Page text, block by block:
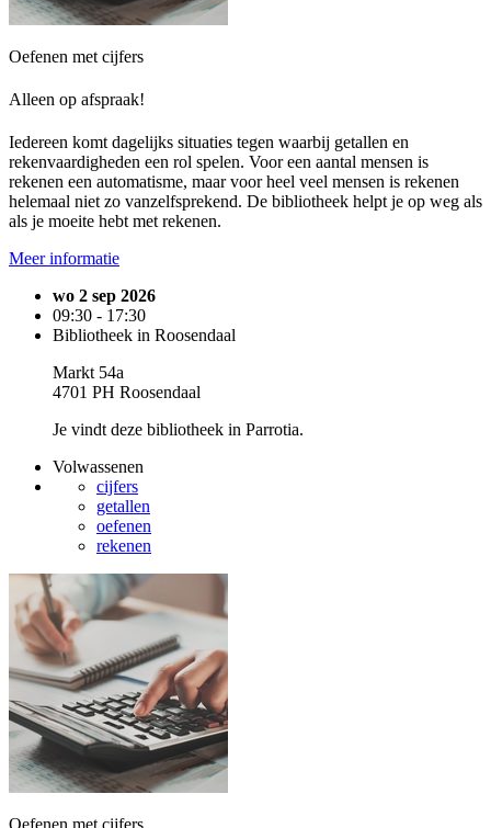
Oefenen met cijfers
Alleen op afspraak!
Iedereen komt dagelijks situaties tegen waarbij getallen en
rekenvaardigheden een rol spelen. Voor een aantal mensen is
rekenen een automatisme, maar voor heel veel mensen is rekenen
helemaal niet zo vanzelfsprekend. De bibliotheek helpt je op weg als
als je moeite hebt met rekenen.
Meer informatie
wo 2 sep 2026
09:30 - 17:30
Bibliotheek in Roosendaal
Markt 54a
4701 PH Roosendaal
Je vindt deze bibliotheek in Parrotia.
Volwassenen
cijfers
getallen
oefenen
rekenen
Oefenen met cijfers